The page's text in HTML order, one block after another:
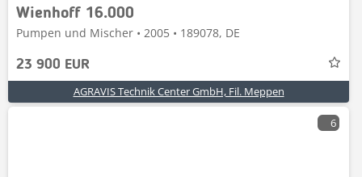
Wienhoff 16.000
Pumpen und Mischer • 2005 • 189078, DE
23 900 EUR
AGRAVIS Technik Center GmbH, Fil. Meppen
6